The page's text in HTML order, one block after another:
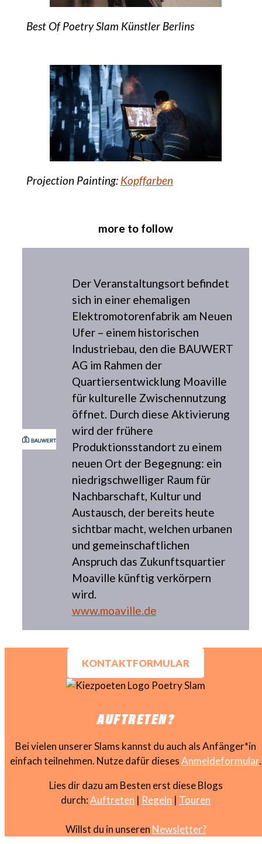
Best Of Poetry Slam Künstler Berlins
Projection Painting: Kopffarben
more to follow
Der Veranstaltungsort befindet
sich in einer ehemaligen
Elektromotorenfabrik am Neuen
Ufer – einem historischen
Industriebau, den die BAUWERT
AG im Rahmen der
Quartiersentwicklung Moaville
für kulturelle Zwischennutzung
öffnet. Durch diese Aktivierung
wird der frühere
Produktionsstandort zu einem
neuen Ort der Begegnung: ein
niedrigschwelliger Raum für
Nachbarschaft, Kultur und
Austausch, der bereits heute
sichtbar macht, welchen urbanen
und gemeinschaftlichen
Anspruch das Zukunftsquartier
Moaville künftig verkörpern
wird.
www.moaville.de
KONTAKTFORMULAR
AUFTRETEN?
Bei vielen unserer Slams kannst du auch als Anfänger*in
einfach teilnehmen. Nutze dafür diesesAnmeldeformular.
Lies dir dazu am Besten erst diese Blogs
durch:Auftreten | Regeln | Touren
Willst du in unseren Newsletter?